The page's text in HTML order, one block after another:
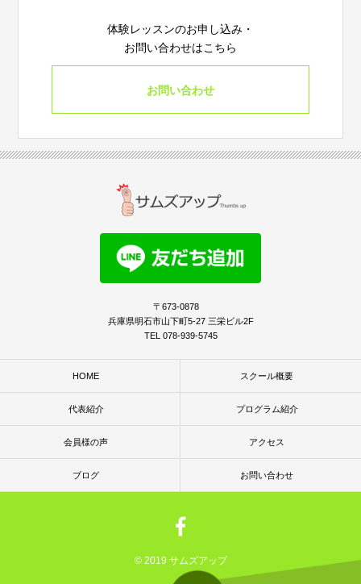
体験レッスンのお申し込み・
お問い合わせはこちら
お問い合わせ
〒673-0878
兵庫県明石市山下町5-27 三栄ビル2F
TEL 078-939-5745
HOME スクール概要
代表紹介 プログラム紹介
会員様の声 アクセス
ブログ お問い合わせ
© 2019 サムズアップ